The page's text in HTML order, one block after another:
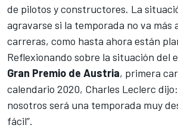
de pilotos y constructores. La
agravarse si la temporada no va más
carreras, como hasta ahora están
Reflexionando sobre la situación del
Gran Premio de Austria, primera
calendario 2020, Charles Leclerc
nosotros será una temporada muy
fácil”.